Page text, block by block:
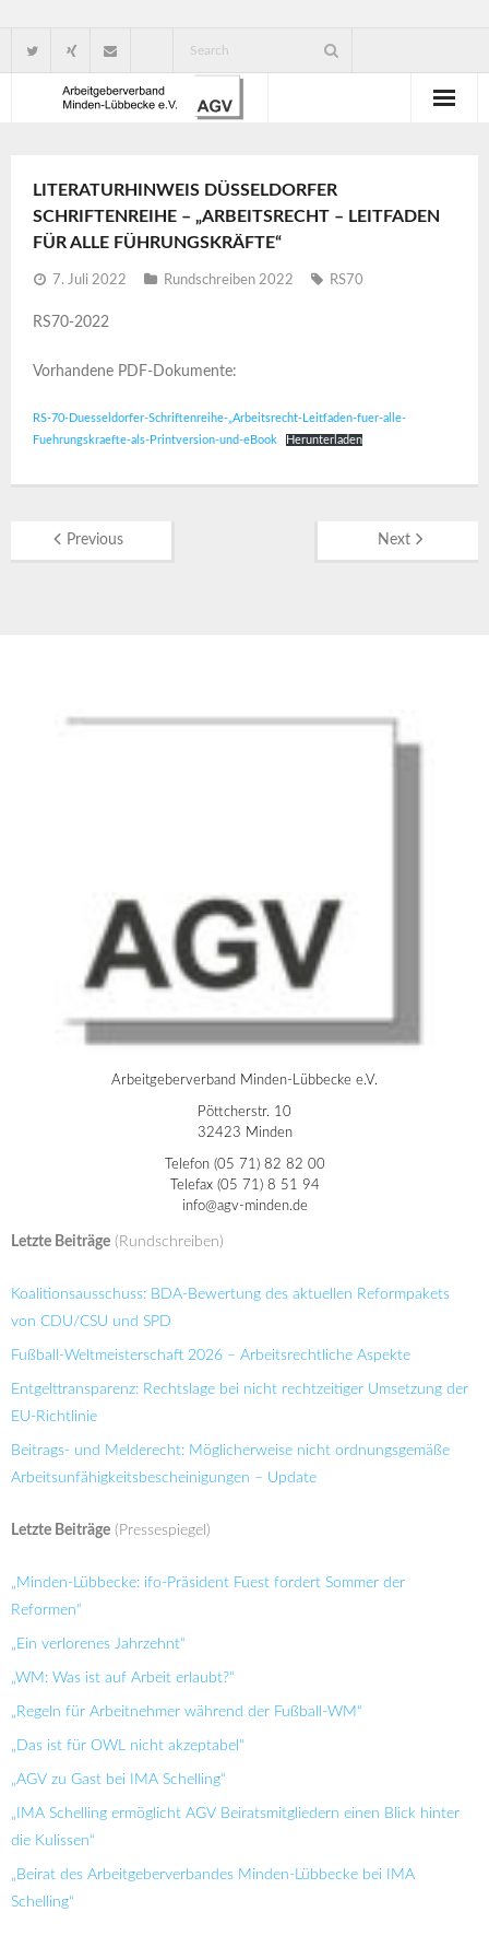
Verbandsorganisation
Ansprechpartner
LITERATURHINWEIS DÜSSELDORFER
SCHRIFTENREIHE – „ARBEITSRECHT – LEITFADEN
FÜR ALLE FÜHRUNGSKRÄFTE“
7. Juli 2022 Rundschreiben 2022 RS70
RS70-2022
Vorhandene PDF-Dokumente:
RS-70-Duesseldorfer-Schriftenreihe-„Arbeitsrecht-Leitfaden-fuer-alle-
Fuehrungskraefte-als-Printversion-und-eBook
Herunterladen
Previous Next
Arbeitgeberverband Minden-Lübbecke e.V.
Pöttcherstr. 10
32423 Minden
Telefon (05 71) 82 82 00
Telefax (05 71) 8 51 94
info@agv-minden.de
Letzte Beiträge (Rundschreiben)
Koalitionsausschuss: BDA-Bewertung des aktuellen Reformpakets
von CDU/CSU und SPD
Fußball-Weltmeisterschaft 2026 – Arbeitsrechtliche Aspekte
Entgelttransparenz: Rechtslage bei nicht rechtzeitiger Umsetzung der
EU-Richtlinie
Beitrags- und Melderecht: Möglicherweise nicht ordnungsgemäße
Arbeitsunfähigkeitsbescheinigungen – Update
Letzte Beiträge (Pressespiegel)
„Minden-Lübbecke: ifo-Präsident Fuest fordert Sommer der
Reformen“
„Ein verlorenes Jahrzehnt“
„WM: Was ist auf Arbeit erlaubt?“
„Regeln für Arbeitnehmer während der Fußball-WM“
„Das ist für OWL nicht akzeptabel“
„AGV zu Gast bei IMA Schelling“
„IMA Schelling ermöglicht AGV Beiratsmitgliedern einen Blick hinter
die Kulissen“
„Beirat des Arbeitgeberverbandes Minden-Lübbecke bei IMA
Schelling“